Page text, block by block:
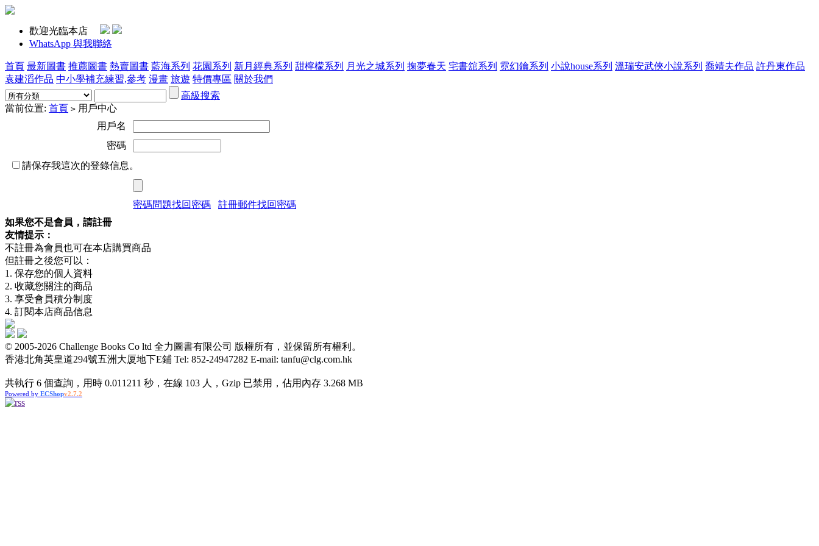
歡迎光臨本店
WhatsApp 與我聯絡
首頁 最新圖書 推薦圖書 熱賣圖書 藍海系列 花園系列 新月經典系列 甜檸檬系列 月光之城系列 掬夢春天 宅書舘系列 霓幻鑰系列 小說house系列 溫瑞安武俠小說系列 喬靖夫作品 許丹東作品
袁建滔作品 中小學補充練習,參考 漫畫 旅遊 特價專區 關於我們
高級搜索
當前位置: 首頁 > 用戶中心
用戶名
密碼
請保存我這次的登錄信息。
密碼問題找回密碼
註冊郵件找回密碼
如果您不是會員，請註冊
友情提示：
不註冊為會員也可在本店購買商品
但註冊之後您可以：
1. 保存您的個人資料
2. 收藏您關注的商品
3. 享受會員積分制度
4. 訂閱本店商品信息
© 2005-2026 Challenge Books Co ltd 全力圖書有限公司 版權所有，並保留所有權利。
香港北角英皇道294號五洲大厦地下E鋪 Tel: 852-24947282 E-mail: tanfu@clg.com.hk
共執行 6 個查詢，用時 0.011211 秒，在線 103 人，Gzip 已禁用，佔用內存 3.268 MB
Powered by ECShopv2.7.2